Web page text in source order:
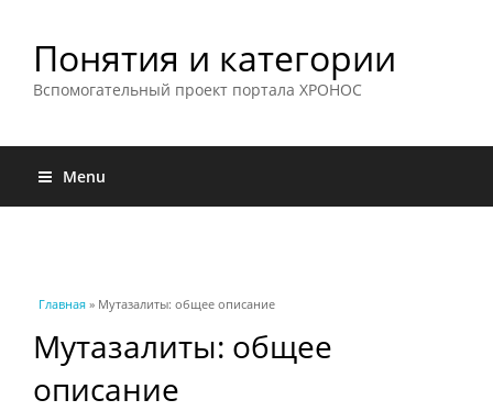
Понятия и категории
Вспомогательный проект портала ХРОНОС
Menu
Вы здесь
Главная » Мутазалиты: общее описание
Мутазалиты: общее
описание